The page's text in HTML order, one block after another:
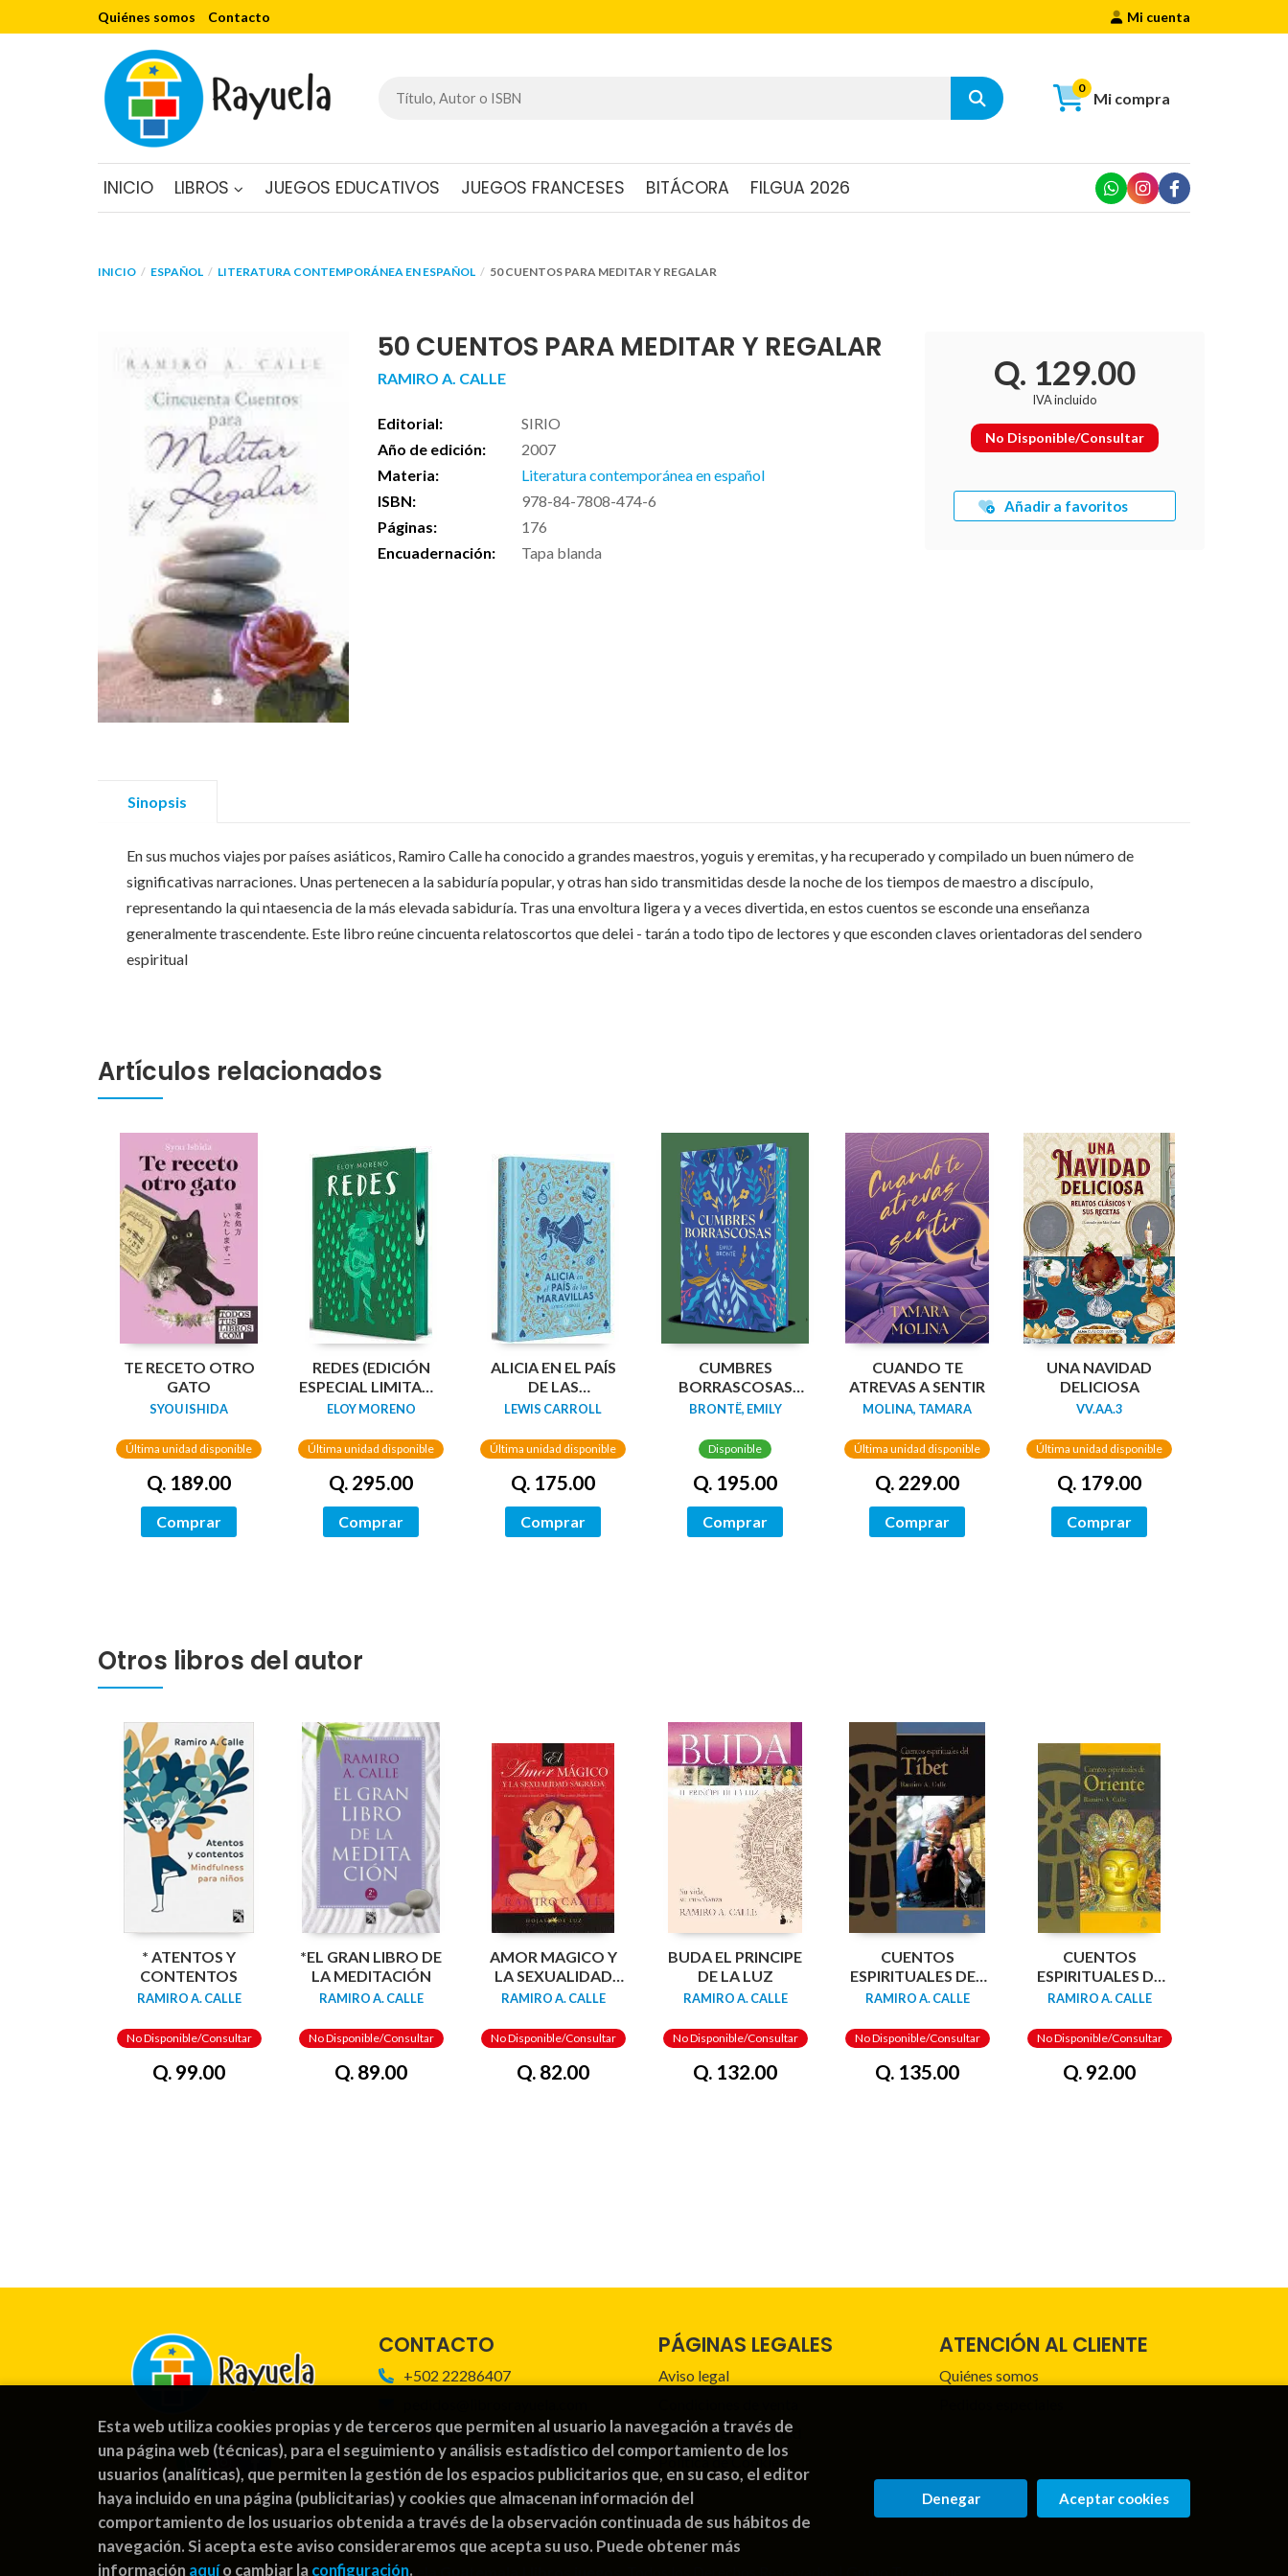
Quiénes somos Contacto Mi cuenta
Mi compra
0
INICIO LIBROS JUEGOS EDUCATIVOS JUEGOS FRANCESES BITÁCORA FILGUA 2026
INICIO ESPAÑOL LITERATURA CONTEMPORÁNEA EN ESPAÑOL 50 CUENTOS PARA MEDITAR Y REGALAR
50 CUENTOS PARA MEDITAR Y REGALAR
RAMIRO A. CALLE
Editorial:
SIRIO
Año de edición:
2007
Materia:
Literatura contemporánea en español
ISBN:
978-84-7808-474-6
Páginas:
176
Encuadernación:
Tapa blanda
Q. 129.00
IVA incluido
No Disponible/Consultar
Añadir a favoritos
Sinopsis
En sus muchos viajes por países asiáticos, Ramiro Calle ha conocido a grandes maestros, yoguis y eremitas, y ha recuperado y compilado un buen número de
significativas narraciones. Unas pertenecen a la sabiduría popular, y otras han sido transmitidas desde la noche de los tiempos de maestro a discípulo,
representando la qui ntaesencia de la más elevada sabiduría. Tras una envoltura ligera y a veces divertida, en estos cuentos se esconde una enseñanza
generalmente trascendente. Este libro reúne cincuenta relatoscortos que delei - tarán a todo tipo de lectores y que esconden claves orientadoras del sendero
espiritual
Artículos relacionados
TE RECETO OTRO
GATO
SYOU ISHIDA
Última unidad disponible
Q. 189.00
Comprar
REDES (EDICIÓN
ESPECIAL LIMITADA
GUARDAS
NETWORKS
ELOY MORENO
Última unidad disponible
Q. 295.00
Comprar
ALICIA EN EL PAÍS
DE LAS
MARAVILLAS
CON CANTOS
PINTADOS)
LEWIS CARROLL
Última unidad disponible
Q. 175.00
Comprar
CUMBRES
BORRASCOSAS
(EDICION LIMITADA
TINTADOS)
BRONTË, EMILY
Disponible
Q. 195.00
Comprar
CUANDO TE
ATREVAS A SENTIR
MOLINA, TAMARA
Última unidad disponible
Q. 229.00
Comprar
UNA NAVIDAD
DELICIOSA
VV.AA.3
Última unidad disponible
Q. 179.00
Comprar
Otros libros del autor
* ATENTOS Y
CONTENTOS
RAMIRO A. CALLE
No Disponible/Consultar
Q. 99.00
*EL GRAN LIBRO DE
LA MEDITACIÓN
RAMIRO A. CALLE
No Disponible/Consultar
Q. 89.00
AMOR MAGICO Y
LA SEXUALIDAD
SAGRADA, EL
RAMIRO A. CALLE
No Disponible/Consultar
Q. 82.00
BUDA EL PRINCIPE
DE LA LUZ
RAMIRO A. CALLE
No Disponible/Consultar
Q. 132.00
CUENTOS
ESPIRITUALES DEL
TIBET
RAMIRO A. CALLE
No Disponible/Consultar
Q. 135.00
CUENTOS
ESPIRITUALES DE
ORIENTE
RAMIRO A. CALLE
No Disponible/Consultar
Q. 92.00
CONTACTO
+502 22286407
Formulario de contacto
PÁGINAS LEGALES
Aviso legal
Política de privacidad
Política de Cookies
ATENCIÓN AL CLIENTE
Quiénes somos
2026 ©Rayuela Guatemala | libros juegos
Esta web utiliza cookies propias y de terceros que permiten al usuario la navegación a través de
una página web (técnicas), para el seguimiento y análisis estadístico del comportamiento de los
usuarios (analíticas), que permiten la gestión de los espacios publicitarios que, en su caso, el editor
haya incluido en una página (publicitarias) y cookies que almacenan información del
comportamiento de los usuarios obtenida a través de la observación continuada de sus hábitos de
navegación. Si acepta este aviso consideraremos que acepta su uso. Puede obtener más
información aquío cambiar la configuración.
Denegar Aceptar cookies